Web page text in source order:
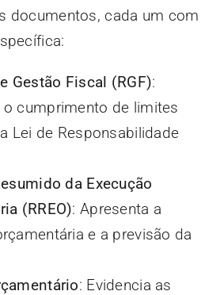
documentos, cada um com
Gestão Fiscal (RGF):
o cumprimento de limites
Lei de Responsabilidade
da Execução
(RREO): Apresenta a
e a previsão da
: Evidencia as